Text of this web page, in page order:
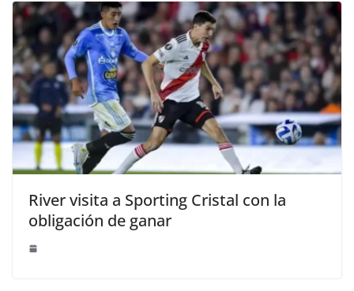
River visita a Sporting Cristal con la
obligación de ganar